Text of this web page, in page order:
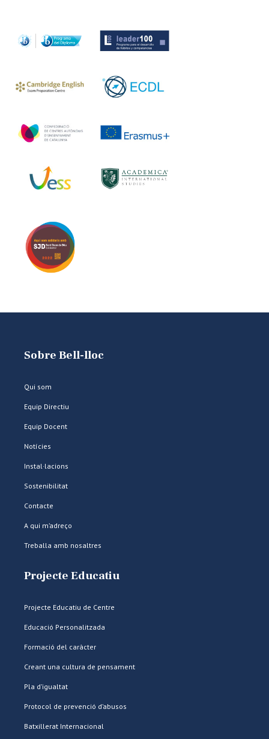
Sobre Bell-lloc
Qui som
Equip Directiu
Equip Docent
Notícies
Instal·lacions
Sostenibilitat
Contacte
A qui m’adreço
Treballa amb nosaltres
Projecte Educatiu
Projecte Educatiu de Centre
Educació Personalitzada
Formació del caràcter
Creant una cultura de pensament
Pla d’igualtat
Protocol de prevenció d’abusos
Batxillerat Internacional